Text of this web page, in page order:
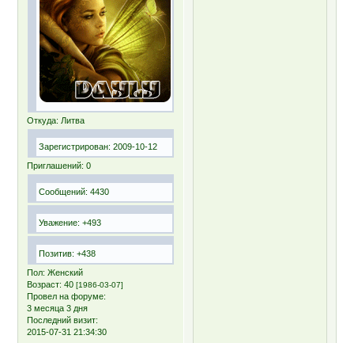
Откуда: Литва
Зарегистрирован: 2009-10-12
Приглашений: 0
Сообщений: 4430
Уважение: +493
Позитив: +438
Пол: Женский
Возраст: 40[1986-03-07]
Провел на форуме:
3 месяца 3 дня
Последний визит:
2015-07-31 21:34:30